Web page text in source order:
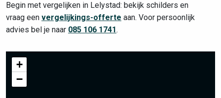
Begin met vergelijken in Lelystad: bekijk schilders en
vraag een vergelijkings-offerte aan. Voor persoonlijk
advies bel je naar 085 106 1741.
+
−